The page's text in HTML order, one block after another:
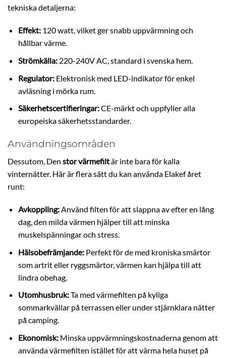
tekniska detaljerna:
Effekt:120 watt, vilket ger snabb uppvärmning och
hållbar värme.
Strömkälla:220-240V AC, standard i svenska hem.
Regulator:Elektronisk med LED-indikator för enkel
avläsning i mörka rum.
Säkerhetscertifieringar:CE-märkt och uppfyller alla
europeiska säkerhetsstandarder.
Användningsområden
Dessutom, Den stor värmefiltär inte bara för kalla
vinternätter. Här är flera sätt du kan använda Elakef året
runt:
Avkoppling:Använd filten för att slappna av efter en lång
dag, den milda värmen hjälper till att minska
muskelspänningar och stress.
Hälsobefrämjande:Perfekt för de med kroniska smärtor
som artrit eller ryggsmärtor, värmen kan hjälpa till att
lindra obehag.
Utomhusbruk:Ta med värmefilten på kyliga
sommarkvällar på terrassen eller under stjärnklara nätter
på camping.
Ekonomisk:Minska uppvärmningskostnaderna genom att
använda värmefilten istället för att värma hela huset på